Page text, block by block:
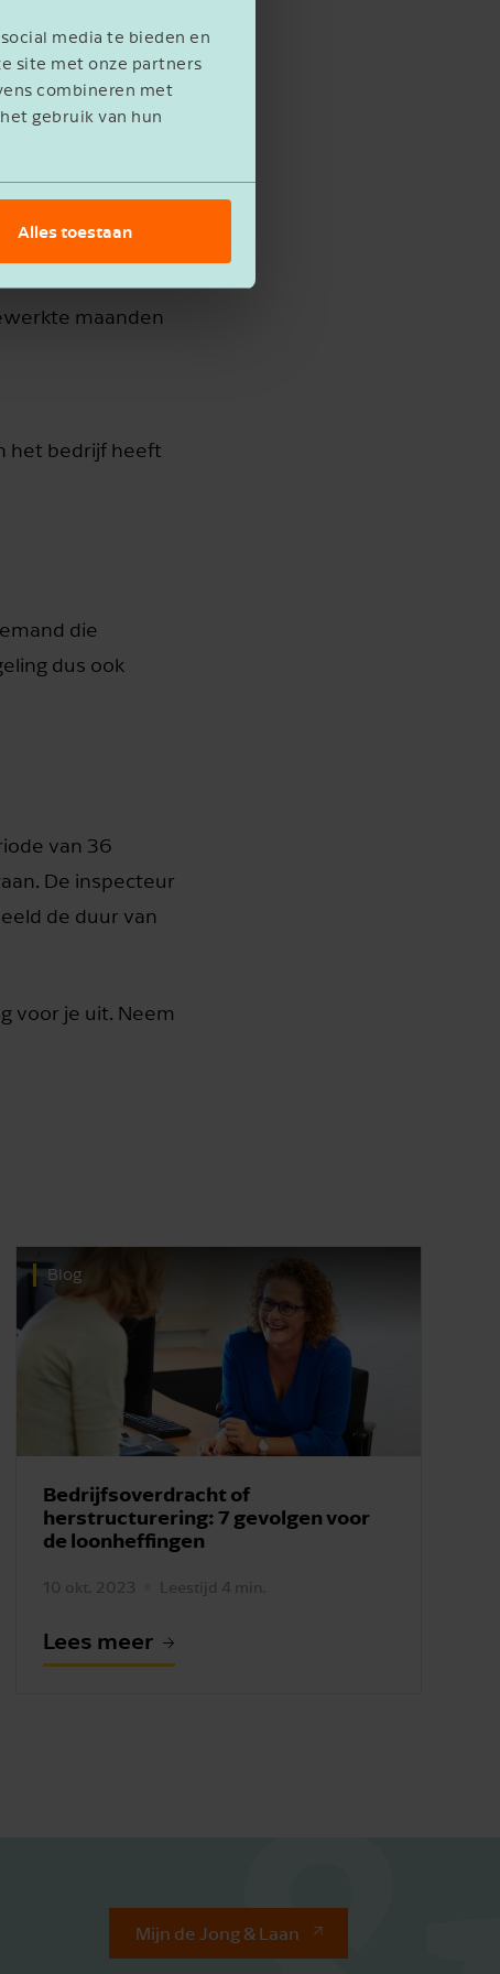
media te bieden en
site met onze partners
combineren met
gebruik van hun
Alles toestaan
van de
of werknemer zijn
is namelijk dat
aan de
maanden
het bedrijf heeft
die
dus ook
van 36
De inspecteur
de duur van
voor je uit. Neem
Blog
Bedrijfsoverdracht of
herstructurering: 7 gevolgen voor
de loonheffingen
10 okt. 2023 Leestijd 4 min.
Lees meer
Mijn de Jong & Laan